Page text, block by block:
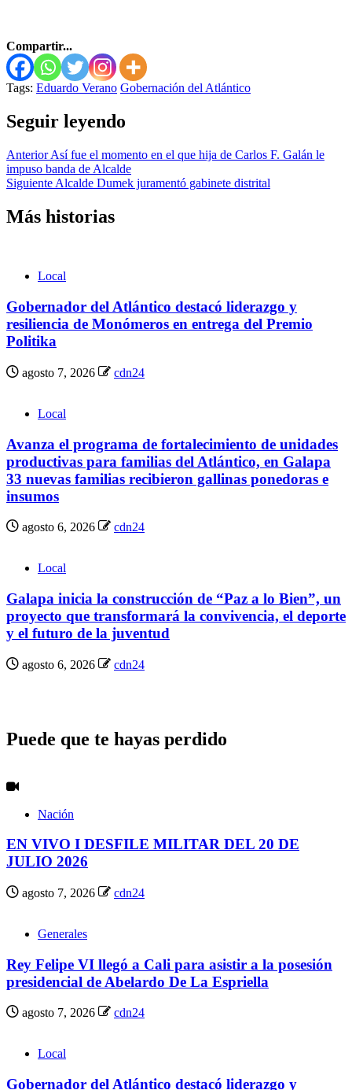
Compartir...
Tags: Eduardo Verano Gobernación del Atlántico
Seguir leyendo
AnteriorAsí fue el momento en el que hija de Carlos F. Galán le
impuso banda de Alcalde
Siguiente Alcalde Dumek juramentó gabinete distrital
Más historias
Local
Gobernador del Atlántico destacó liderazgo y
resiliencia de Monómeros en entrega del Premio
Politika
agosto 7, 2026 cdn24
Local
Avanza el programa de fortalecimiento de unidades
productivas para familias del Atlántico, en Galapa
33 nuevas familias recibieron gallinas ponedoras e
insumos
agosto 6, 2026 cdn24
Local
Galapa inicia la construcción de “Paz a lo Bien”, un
proyecto que transformará la convivencia, el deporte
y el futuro de la juventud
agosto 6, 2026 cdn24
Puede que te hayas perdido
Nación
EN VIVO I DESFILE MILITAR DEL 20 DE
JULIO 2026
agosto 7, 2026 cdn24
Generales
Rey Felipe VI llegó a Cali para asistir a la posesión
presidencial de Abelardo De La Espriella
agosto 7, 2026 cdn24
Local
Gobernador del Atlántico destacó liderazgo y